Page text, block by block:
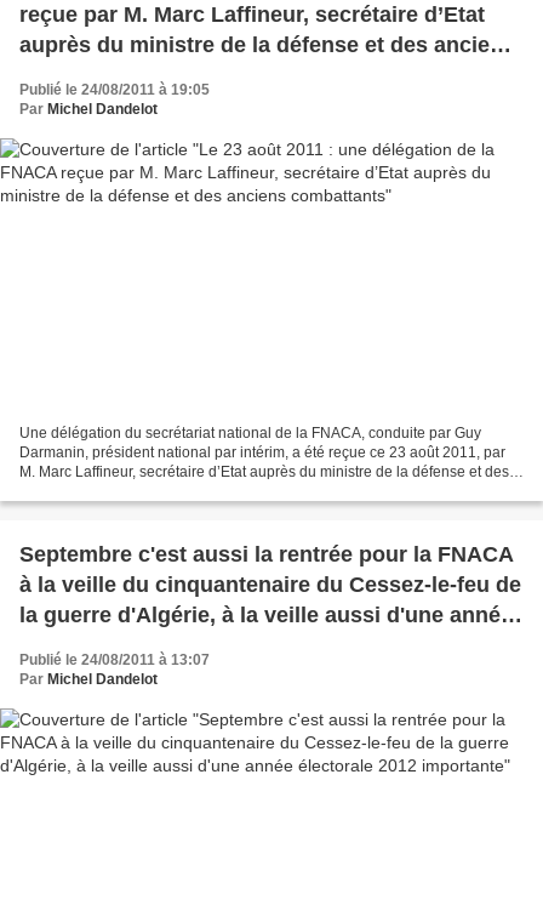
reçue par M. Marc Laffineur, secrétaire d’Etat
auprès du ministre de la défense et des anciens
Publié le 24/08/2011 à 19:05
Par Michel Dandelot
Une délégation du secrétariat national de la FNACA, conduite par Guy
Darmanin, président national par intérim, a été reçue ce 23 août 2011, par
M. Marc Laffineur, secrétaire d’Etat auprès du ministre de la défense et des
Septembre c'est aussi la rentrée pour la FNACA
à la veille du cinquantenaire du Cessez-le-feu de
la guerre d'Algérie, à la veille aussi d'une année
électorale 2012 importante
Publié le 24/08/2011 à 13:07
Par Michel Dandelot